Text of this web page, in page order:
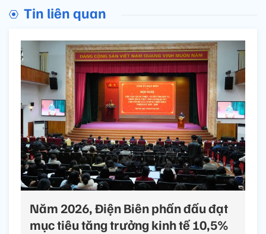
Tin liên quan
Năm 2026, Điện Biên phấn đấu đạt
mục tiêu tăng trưởng kinh tế 10,5%